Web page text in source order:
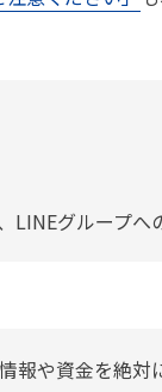
LINEグループへ
や資金を絶対